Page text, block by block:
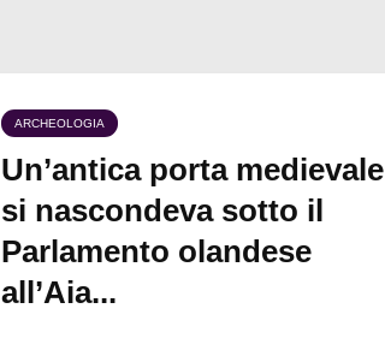
ARCHEOLOGIA
Un’antica porta medievale
si nascondeva sotto il
Parlamento olandese
all’Aia...